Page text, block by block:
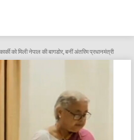
को मिली नेपाल की बागडोर, बनीं अंतरिम प्रधानमंत्री